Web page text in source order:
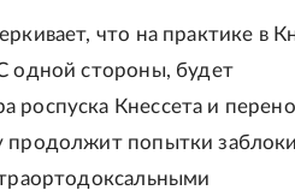
что на практике в
одной стороны, будет
роспуска Кнессета и
продолжит попытки